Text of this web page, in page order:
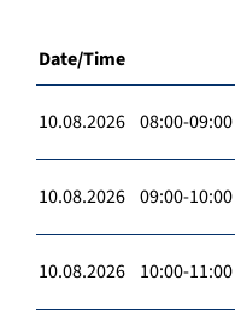
Date/Time
10.08.2026 08:00-09:00
10.08.2026 09:00-10:00
10.08.2026 10:00-11:00